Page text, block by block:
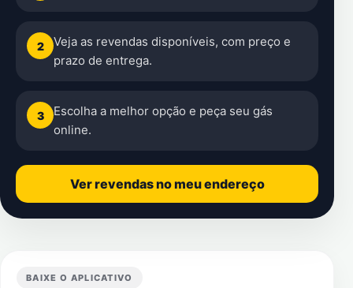
2
Veja as revendas disponíveis, com preço e
prazo de entrega.
3
Escolha a melhor opção e peça seu gás
online.
Ver revendas no meu endereço
BAIXE O APLICATIVO